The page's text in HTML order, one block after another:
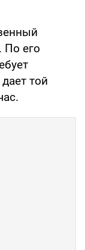
По его
той